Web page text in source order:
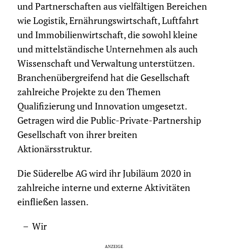
und Partnerschaften aus vielfältigen Bereichen
wie Logistik, Ernährungswirtschaft, Luftfahrt
und Immobilienwirtschaft, die sowohl kleine
und mittelständische Unternehmen als auch
Wissenschaft und Verwaltung unterstützen.
Branchenübergreifend hat die Gesellschaft
zahlreiche Projekte zu den Themen
Qualifizierung und Innovation umgesetzt.
Getragen wird die Public-Private-Partnership
Gesellschaft von ihrer breiten
Aktionärsstruktur.
Die Süderelbe AG wird ihr Jubiläum 2020 in
zahlreiche interne und externe Aktivitäten
einfließen lassen.
– Wir